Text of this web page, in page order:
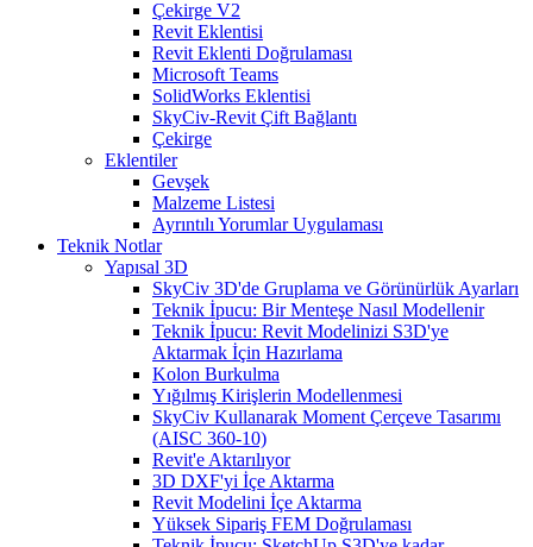
Çekirge V2
Revit Eklentisi
Revit Eklenti Doğrulaması
Microsoft Teams
SolidWorks Eklentisi
SkyCiv-Revit Çift Bağlantı
Çekirge
Eklentiler
Gevşek
Malzeme Listesi
Ayrıntılı Yorumlar Uygulaması
Teknik Notlar
Yapısal 3D
SkyCiv 3D'de Gruplama ve Görünürlük Ayarları
Teknik İpucu: Bir Menteşe Nasıl Modellenir
Teknik İpucu: Revit Modelinizi S3D'ye
Aktarmak İçin Hazırlama
Kolon Burkulma
Yığılmış Kirişlerin Modellenmesi
SkyCiv Kullanarak Moment Çerçeve Tasarımı
(AISC 360-10)
Revit'e Aktarılıyor
3D DXF'yi İçe Aktarma
Revit Modelini İçe Aktarma
Yüksek Sipariş FEM Doğrulaması